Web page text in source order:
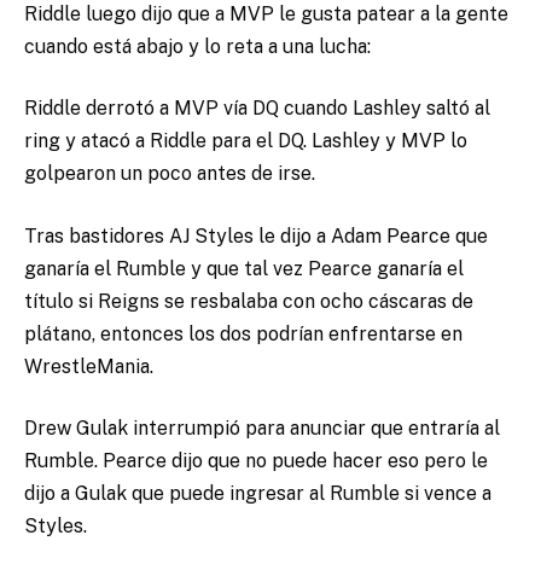
Riddle luego dijo que a MVP le gusta patear a la gente
cuando está abajo y lo reta a una lucha:
Riddle derrotó a MVP vía DQ cuando Lashley saltó al
ring y atacó a Riddle para el DQ. Lashley y MVP lo
golpearon un poco antes de irse.
Tras bastidores AJ Styles le dijo a Adam Pearce que
ganaría el Rumble y que tal vez Pearce ganaría el
título si Reigns se resbalaba con ocho cáscaras de
plátano, entonces los dos podrían enfrentarse en
WrestleMania.
Drew Gulak interrumpió para anunciar que entraría al
Rumble. Pearce dijo que no puede hacer eso pero le
dijo a Gulak que puede ingresar al Rumble si vence a
Styles.